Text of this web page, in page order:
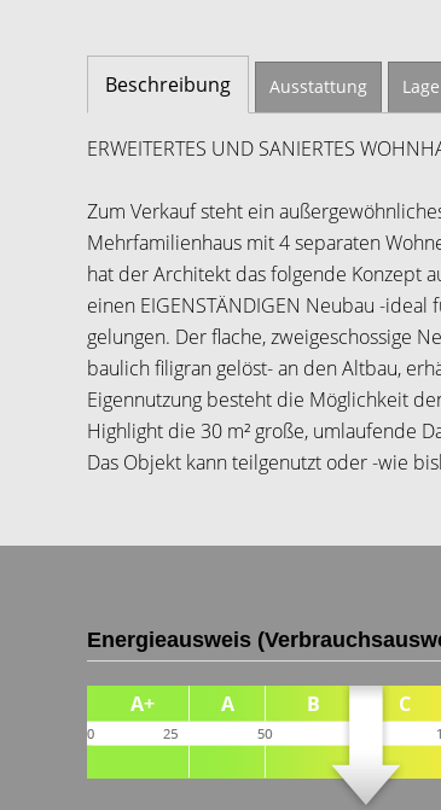
Beschreibung Ausstattung Lage
ERWEITERTES UND SANIERTES
Zum Verkauf steht ein
Mehrfamilienhaus mit 4 separaten
hat der Architekt das folgende Konzept
einen EIGENSTÄNDIGEN Neubau -
gelungen. Der flache, zweigeschossige
baulich filigran gelöst- an den Altbau,
Eigennutzung besteht die Möglichkeit
Highlight die 30 m² große, umlaufende
Das Objekt kann teilgenutzt oder -wie
Energieausweis